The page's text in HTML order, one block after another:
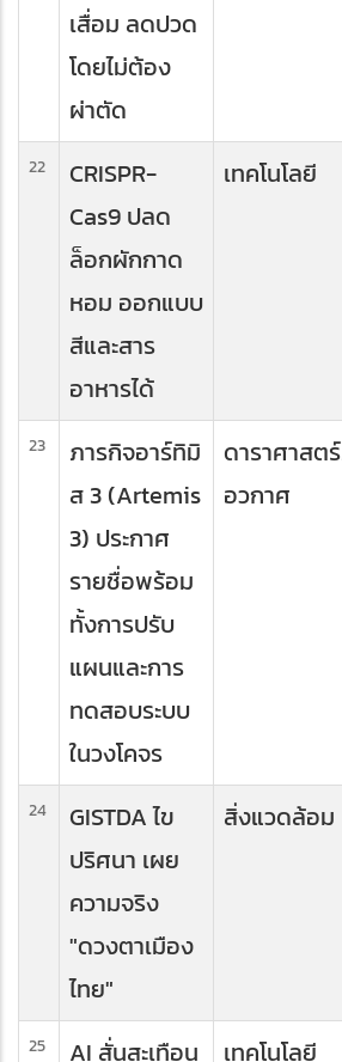
เสื่อม ลดปวด
โดยไม่ต้อง
ผ่าตัด
22
CRISPR-
Cas9 ปลด
ล็อกผักกาด
หอม ออกแบบ
สีและสาร
อาหารได้
เทคโนโลยี
23
ภารกิจอาร์ทิมิ
ส 3 (Artemis
3) ประกาศ
รายชื่อพร้อม
ทั้งการปรับ
แผนและการ
ทดสอบระบบ
ในวงโคจร
ดาราศาสต
อวกาศ
24
GISTDA ไข
ปริศนา เผย
ความจริง
"ดวงตาเมือง
ไทย"
สิ่งแวดล้อม
25 AI สั่นสะเทือน เทคโนโลยี